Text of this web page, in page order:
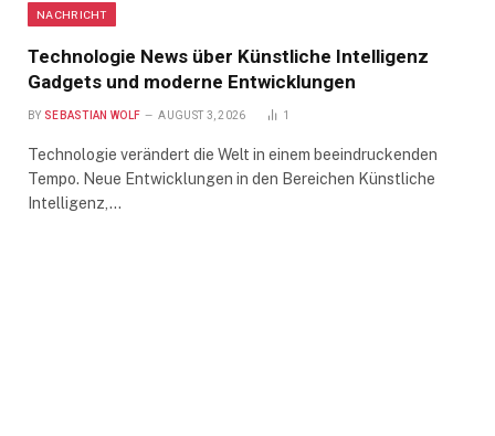
NACHRICHT
Technologie News über Künstliche Intelligenz
Gadgets und moderne Entwicklungen
BY SEBASTIAN WOLF AUGUST 3, 2026 1
Technologie verändert die Welt in einem beeindruckenden
Tempo. Neue Entwicklungen in den Bereichen Künstliche
Intelligenz,…